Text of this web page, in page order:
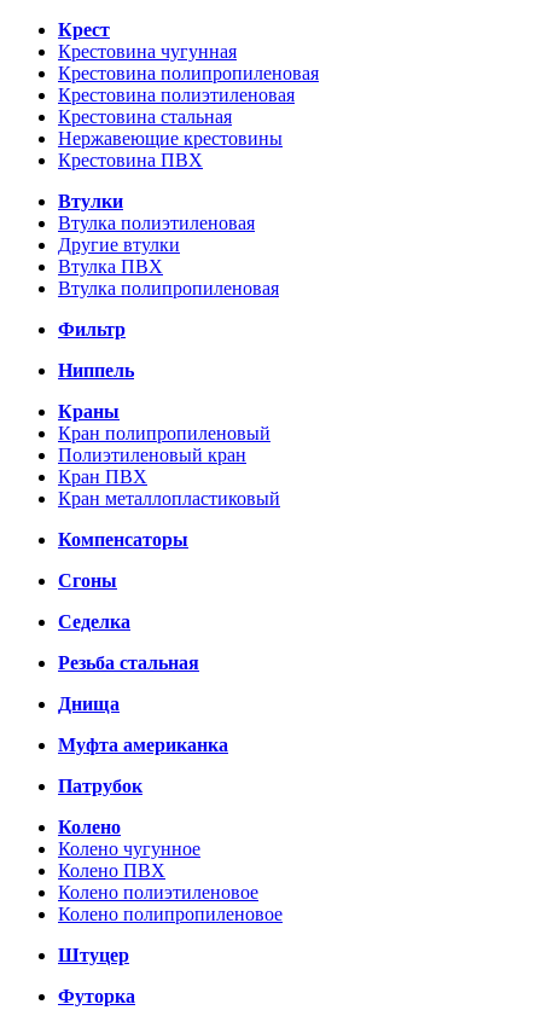
Крест
Крестовина чугунная
Крестовина полипропиленовая
Крестовина полиэтиленовая
Крестовина стальная
Нержавеющие крестовины
Крестовина ПВХ
Втулки
Втулка полиэтиленовая
Другие втулки
Втулка ПВХ
Втулка полипропиленовая
Фильтр
Ниппель
Краны
Кран полипропиленовый
Полиэтиленовый кран
Кран ПВХ
Кран металлопластиковый
Компенсаторы
Сгоны
Седелка
Резьба стальная
Днища
Муфта американка
Патрубок
Колено
Колено чугунное
Колено ПВХ
Колено полиэтиленовое
Колено полипропиленовое
Штуцер
Футорка